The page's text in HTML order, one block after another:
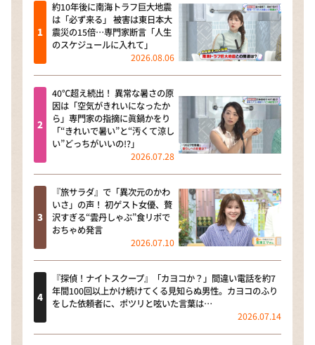
約10年後に南海トラフ巨大地震
は「必ず来る」 被害は東日本大
震災の15倍…専門家断言「人生
のスケジュールに入れて」
2026.08.06
40℃超え続出！ 異常な暑さの原
因は「空気がきれいになったか
ら」専門家の指摘に眞鍋かをり
「“きれいで暑い”と“汚くて涼し
い”どっちがいいの!?」
2026.07.28
『旅サラダ』で「異次元のかわ
いさ」の声！ 初ゲスト女優、贅
沢すぎる“雲丹しゃぶ”食リポで
おちゃめ発言
2026.07.10
『探偵！ナイトスクープ』「カヨコか？」間違い電話を約7
年間100回以上かけ続けてくる見知らぬ男性。カヨコのふり
をした依頼者に、ポツリと呟いた言葉は…
2026.07.14